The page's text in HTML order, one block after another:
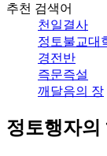
추천 검색어
천일결사
정토불교대
경전반
즉문즉설
깨달음의 장
정토행자의